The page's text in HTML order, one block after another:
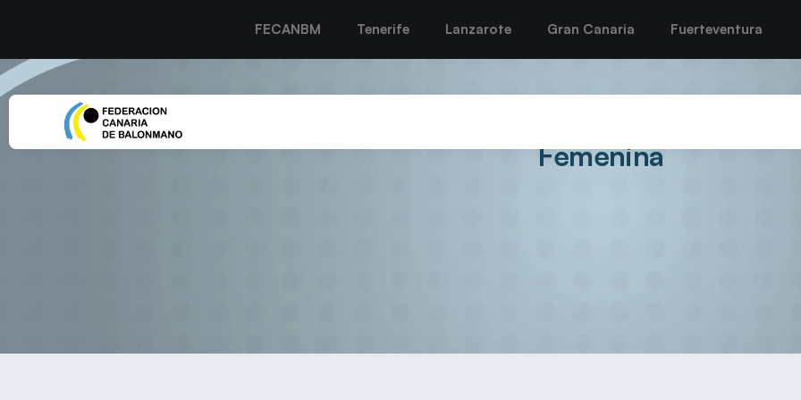
FECANBM Tenerife Lanzarote Gran Canaria Fuerteventura
El San José Obrero se impone al Zonzamas en el
Femenina